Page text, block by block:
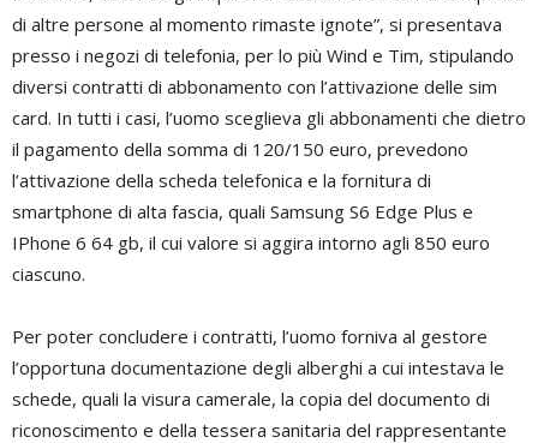
di altre persone al momento rimaste ignote”, si presentava
presso i negozi di telefonia, per lo più Wind e Tim, stipulando
diversi contratti di abbonamento con l’attivazione delle sim
card. In tutti i casi, l’uomo sceglieva gli abbonamenti che dietro
il pagamento della somma di 120/150 euro, prevedono
l’attivazione della scheda telefonica e la fornitura di
smartphone di alta fascia, quali Samsung S6 Edge Plus e
IPhone 6 64 gb, il cui valore si aggira intorno agli 850 euro
ciascuno.
Per poter concludere i contratti, l’uomo forniva al gestore
l’opportuna documentazione degli alberghi a cui intestava le
schede, quali la visura camerale, la copia del documento di
riconoscimento e della tessera sanitaria del rappresentante